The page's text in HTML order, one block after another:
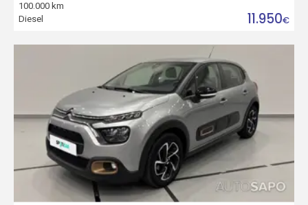
100.000 km
Diesel
11.950€